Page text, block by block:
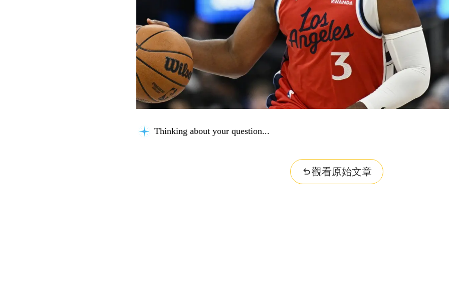
Thinking about your question...
觀看原始文章